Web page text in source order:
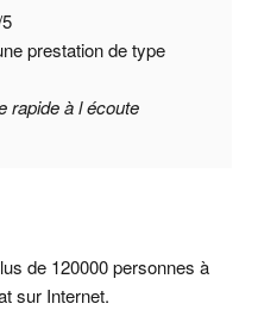
5
prestation de type
rapide à l écoute
de 120000 personnes à
sur Internet.